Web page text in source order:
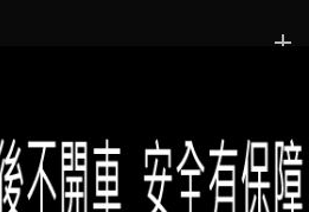
止轉貼節錄 All rights reserved.